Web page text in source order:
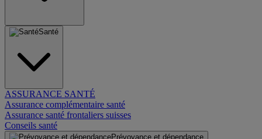
Santé
ASSURANCE SANTÉ
Assurance complémentaire santé
Assurance santé frontaliers suisses
Conseils santé
Prévoyance et dépendance